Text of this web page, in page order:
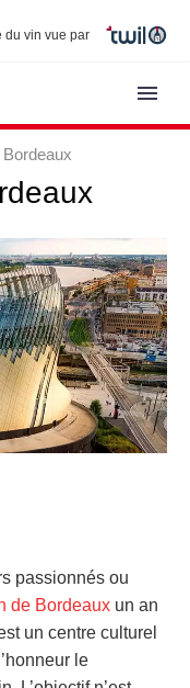
du vin vue par
passionnés ou
de Bordeaux un an
un centre culturel
le